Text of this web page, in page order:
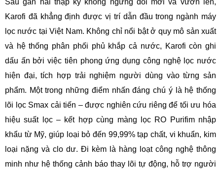
Sau gần hai thập kỷ không ngừng đổi mới và vươn lên,
Karofi đã khẳng định được vị trí dẫn đầu trong ngành máy
lọc nước tại Việt Nam. Không chỉ nổi bật ở quy mô sản xuất
và hệ thống phân phối phủ khắp cả nước, Karofi còn ghi
dấu ấn bởi việc tiên phong ứng dụng công nghệ lọc nước
hiện đại, tích hợp trải nghiệm người dùng vào từng sản
phẩm. Một trong những điểm nhấn đáng chú ý là hệ thống
lõi lọc Smax cải tiến – được nghiên cứu riêng để tối ưu hóa
hiệu suất lọc – kết hợp cùng màng lọc RO Purifim nhập
khẩu từ Mỹ, giúp loại bỏ đến 99,99% tạp chất, vi khuẩn, kim
loại nặng và clo dư. Đi kèm là hàng loạt công nghệ thông
minh như hệ thống cảnh báo thay lõi tự động, hỗ trợ người